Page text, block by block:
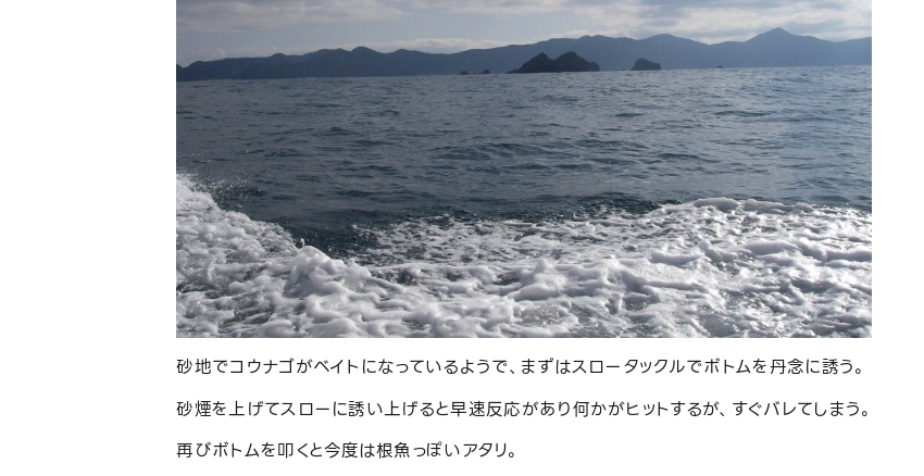
砂地でコウナゴがベイトになっているようで、まずはスロータックルでボトムを丹念に誘う。
砂煙を上げてスローに誘い上げると早速反応があり何かがヒットするが、すぐバレてしまう。
再びボトムを叩くと今度は根魚っぽいアタリ。